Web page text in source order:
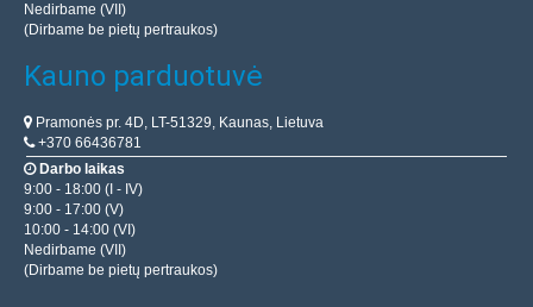
Nedirbame (VII)
(Dirbame be pietų pertraukos)
Kauno parduotuvė
Pramonės pr. 4D, LT-51329, Kaunas, Lietuva
+370 66436781
Darbo laikas
9:00 - 18:00 (I - IV)
9:00 - 17:00 (V)
10:00 - 14:00 (VI)
Nedirbame (VII)
(Dirbame be pietų pertraukos)